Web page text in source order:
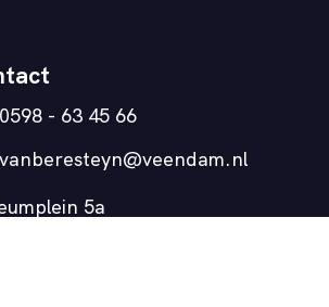
0598 - 63 45 66
vanberesteyn@veendam.nl
5a